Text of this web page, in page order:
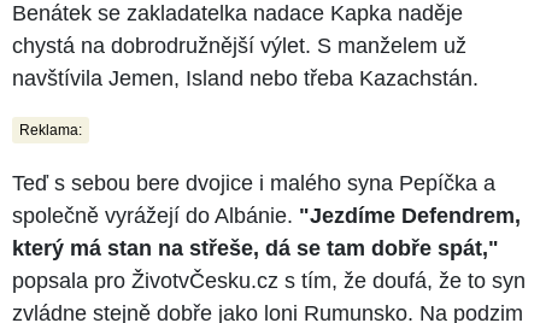
Benátek se zakladatelka nadace Kapka naděje
chystá na dobrodružnější výlet. S manželem už
navštívila Jemen, Island nebo třeba Kazachstán.
Reklama:
Teď s sebou bere dvojice i malého syna Pepíčka a
společně vyrážejí do Albánie. "Jezdíme Defendrem,
který má stan na střeše, dá se tam dobře spát,"
popsala pro ŽivotvČesku.cz s tím, že doufá, že to syn
zvládne stejně dobře jako loni Rumunsko. Na podzim